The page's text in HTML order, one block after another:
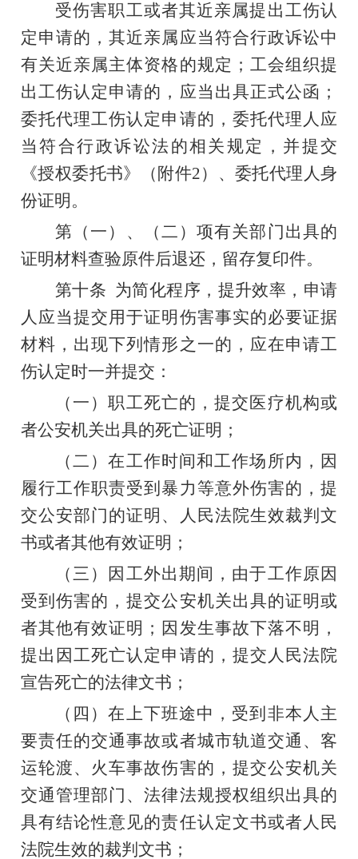
受伤害职工或者其近亲属提出工伤认
定申请的，其近亲属应当符合行政诉讼中
有关近亲属主体资格的规定 ； 工会组织提
出工伤认定申请的，应当出具正式公函；
委托代理工伤认定申请的，委托代理人应
当符合行政诉讼法的相关规定，并提交
《授权委托书》 （附件2）、委托代理人身
份证明。
第（一）
、 （二 ）项有关部门出具的
证明材料查验原件后退还，留存复印件。
第十条 为简化程序，提升效率，申请
人应当提交用于证明伤害事实的必要证据
材料，出现下列情形之一的，应在申请工
伤认定时一并提交：
（一）职工死亡的，提交医疗机构或
者公安机关出具的死亡证明；
（二）在工作时间和工作场所内，因
履行工作职责受到暴力等意外伤害的，提
交公安部门的证明、人民法院生效裁判文
书或者其他有效证明；
（三）因工外出期间，由于工作原因
受到伤害的，提交公安机关出具的证明或
者其他有效证明； 因发生事故下落不明，
提出因工死亡认定申请的，提交人民法院
宣告死亡的法律文书；
（四）在上下班途中，受到非本人主
要责任的交通事故或者城市轨道交通、客
运轮渡、火车事故伤害的，提交公安机关
交通管理部门、法律法规授权组织出具的
具有结论性意见的责任认定文书或者人民
法院生效的裁判文书；